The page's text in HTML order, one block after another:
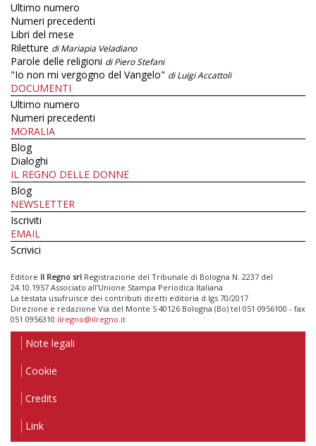
Ultimo numero
Numeri precedenti
Libri del mese
Riletture di Mariapia Veladiano
Parole delle religioni di Piero Stefani
"Io non mi vergogno del Vangelo" di Luigi Accattoli
DOCUMENTI
Ultimo numero
Numeri precedenti
MORALIA
Blog
Dialoghi
IL REGNO DELLE DONNE
Blog
NEWSLETTER
Iscriviti
EMAIL
Scrivici
Editore Il Regno srl Registrazione del Tribunale di Bologna N. 2237 del
24.10.1957 Associato all’Unione Stampa Periodica Italiana
La testata usufruisce dei contributi diretti editoria d.lgs 70/2017
Direzione e redazione Via del Monte 5 40126 Bologna (Bo) tel 051 0956100 - fax
051 0956310 ilregno@ilregno.it
Note legali
Cookie
Credits
Link